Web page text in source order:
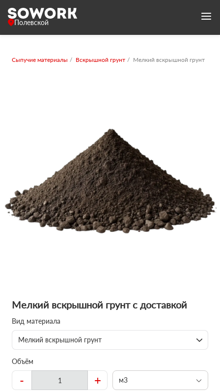
Полевской
Сыпучие материалы Вскрышной грунт Мелкий вскрышной грунт
Мелкий вскрышной грунт с доставкой
Вид материала
Мелкий вскрышной грунт
Объём
- + м3